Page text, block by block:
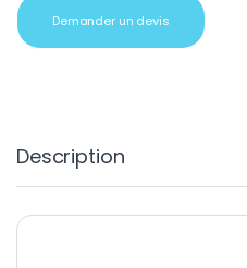
Demander un devis
Description